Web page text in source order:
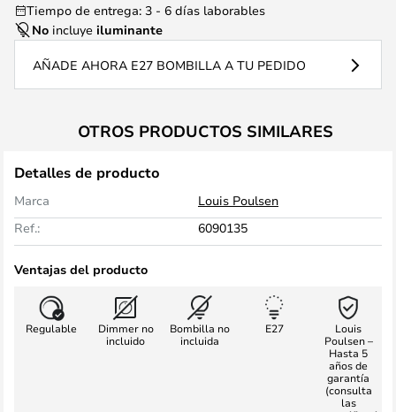
Tiempo de entrega: 3 - 6 días laborables
No incluye iluminante
AÑADE AHORA E27 BOMBILLA A TU PEDIDO
OTROS PRODUCTOS SIMILARES
Detalles de producto
Marca
Louis Poulsen
Ref.:
6090135
Ventajas del producto
Regulable
Dimmer no
incluido
Bombilla no
incluida
E27
Louis
Poulsen –
Hasta 5
años de
garantía
(consulta
las